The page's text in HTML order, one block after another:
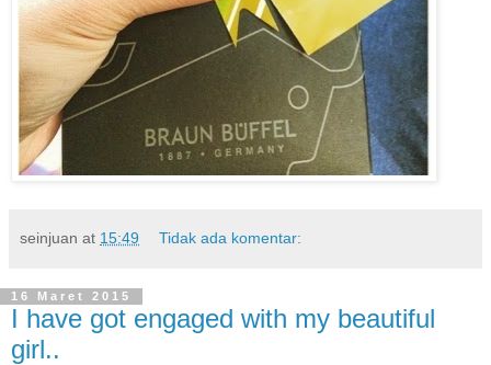
seinjuan at 15:49 Tidak ada komentar:
16 Maret 2015
I have got engaged with my beautiful
girl..